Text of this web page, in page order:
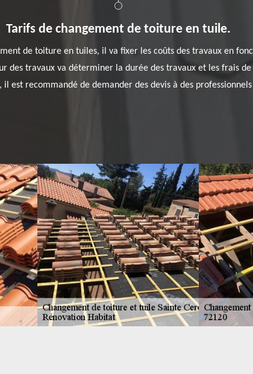
Tarifs de changement de toiture en tuile.
de toiture en tuiles, il va fixer les coûts des travaux en
des travaux va déterminer la durée des travaux et les frais
est recommandé de demander des devis à des